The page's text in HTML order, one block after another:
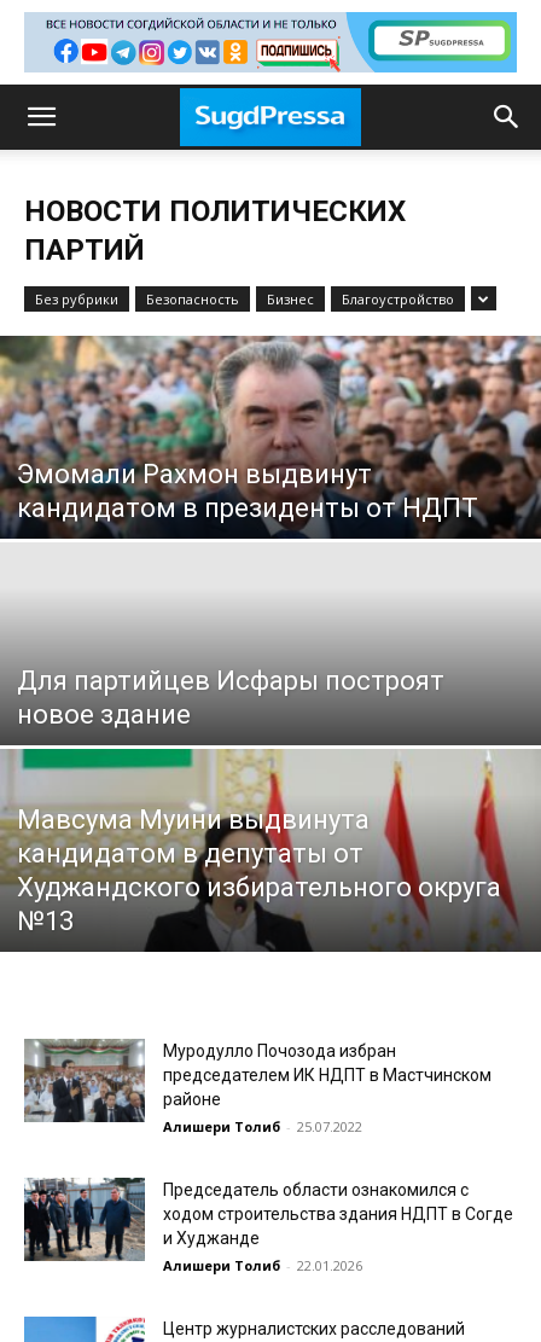
НОВОСТИ ПОЛИТИЧЕСКИХ
ПАРТИЙ
Без рубрики Безопасность Бизнес Благоустройство
Эмомали Рахмон выдвинут
кандидатом в президенты от НДПТ
Для партийцев Исфары построят
новое здание
Мавсума Муини выдвинута
кандидатом в депутаты от
Худжандского избирательного округа
№13
Муродулло Почозода избран
председателем ИК НДПТ в Мастчинском
районе
Алишери Толиб - 25.07.2022
Председатель области ознакомился с
ходом строительства здания НДПТ в Согде
и Худжанде
Алишери Толиб - 22.01.2026
Центр журналистских расследований